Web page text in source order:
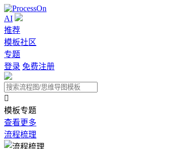
AI
推荐
模板社区
专题
登录 免费注册

模板专题
查看更多
流程梳理